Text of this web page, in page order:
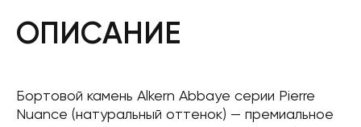
ОПИСАНИЕ
Бортовой камень Alkern Abbaye серии Pierre
Nuance (натуральный оттенок) — премиальное